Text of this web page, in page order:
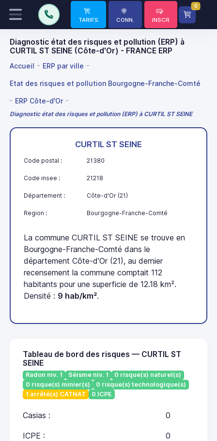
TARIFS CONN. INSCR
0
Diagnostic état des risques et pollution (ERP) à
CURTIL ST SEINE (Côte-d'Or) - FRANCE ERP
Accueil ERP par ville
Etat des risques et pollution Bourgogne-Franche-Comté
ERP Côte-d'Or
Diagnostic état des risques et pollution (ERP) à CURTIL ST SEINE
CURTIL ST SEINE
Code postal : 21380
Code insee : 21218
Département : Côte-d'Or (21)
Region : Bourgogne-Franche-Comté
La commune CURTIL ST SEINE se trouve en
Bourgogne-Franche-Comté dans le
département Côte-d'Or (21), au dernier
recensement la commune comptait 112
habitants pour une superficie de 12.18 km².
Densité : 9 hab/km².
Tableau de bord des risques — CURTIL ST
SEINE
Radon niv. 1 Séisme niv. 1
0 risque(s) naturel(s)
0 risque(s) minier(s)
0 risque(s) technologique(s)
1 arrêté(s) CATNAT
0 ICPE
Casias : 0
ICPE : 0